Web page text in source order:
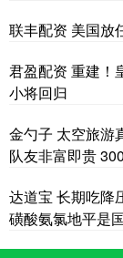
联丰配资 美国放
君盈配资 重建！
小将回归
金勺子 太空旅游
队友非富即贵
达道宝 长期吃降
磺酸氨氯地平是